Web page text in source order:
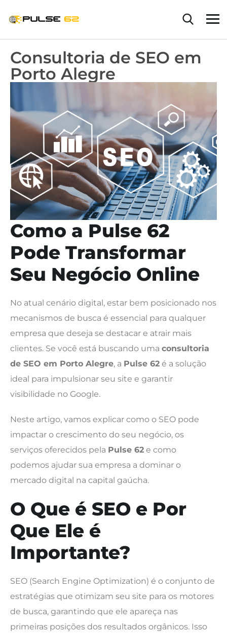
Consultoria de SEO em
Porto Alegre
Como a Pulse 62
Pode Transformar
Seu Negócio Online
No atual cenário digital, estar bem posicionado nos
mecanismos de busca é essencial para qualquer
empresa que deseja se destacar e atrair mais
clientes. Se você está buscando uma consultoria
de SEO em Porto Alegre, a Pulse 62 é a solução
ideal para impulsionar seu site e garantir
visibilidade no Google.
Neste artigo, vamos explicar como o SEO pode
impactar o crescimento do seu negócio, os
serviços oferecidos pela Pulse 62 e como
podemos ajudar sua empresa a dominar o
mercado digital na capital gaúcha.
O Que é SEO e Por
Que Ele é
Importante?
SEO (Search Engine Optimization) é o conjunto de
estratégias que otimizam seu site para os motores
de busca, garantindo que ele apareça nas
primeiras posições dos resultados orgânicos. Isso